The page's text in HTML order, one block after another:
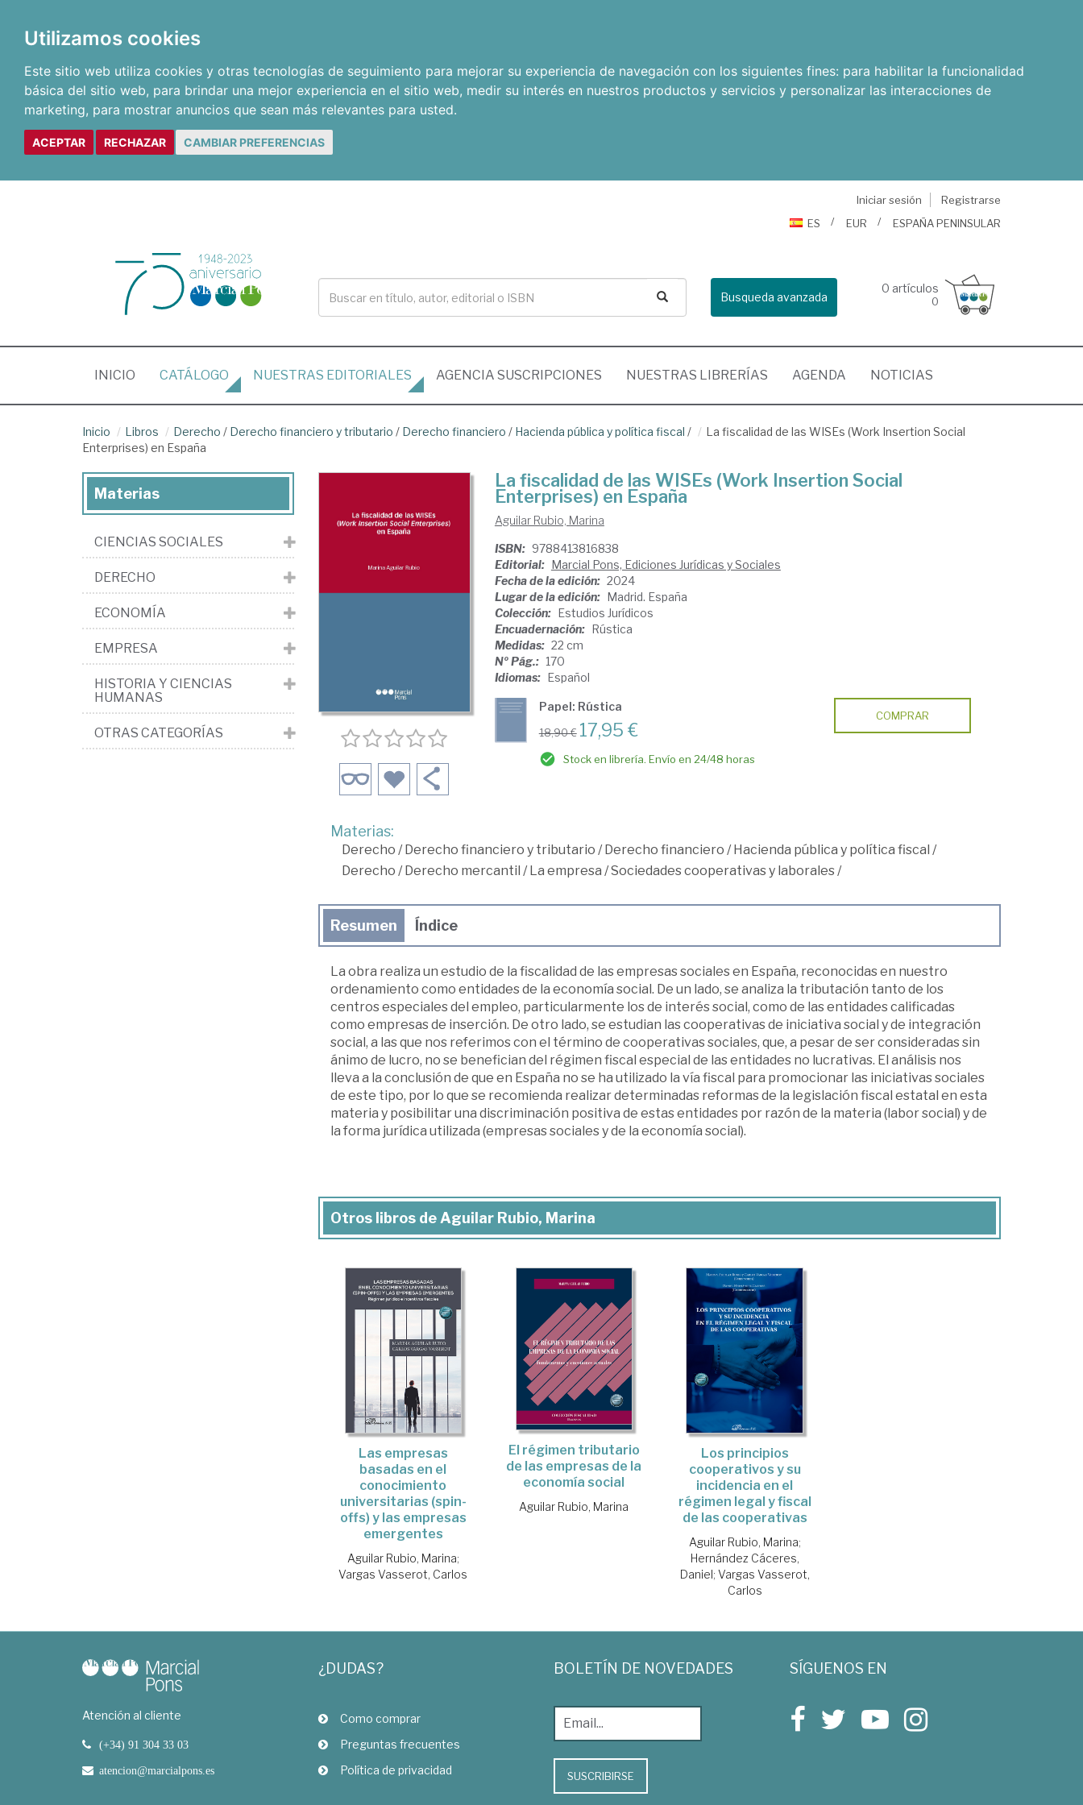
Utilizamos cookies
Este sitio web utiliza cookies y otras tecnologías de seguimiento para mejorar su experiencia de navegación con los siguientes fines: para habilitar la funcionalidad
básica del sitio web, para brindar una mejor experiencia en el sitio web, medir su interés en nuestros productos y servicios y personalizar las interacciones de
marketing, para mostrar anuncios que sean más relevantes para usted.
ACEPTAR RECHAZAR CAMBIAR PREFERENCIAS
Iniciar sesión
Registrarse
ES
EUR ESPAÑA PENINSULAR
Busqueda avanzada
0 artículos
0
INICIO (CURRENT)
CATÁLOGO NUESTRAS EDITORIALES AGENCIA SUSCRIPCIONES NUESTRAS LIBRERÍAS AGENDA NOTICIAS
Inicio Libros Derecho / Derecho financiero y tributario / Derecho financiero / Hacienda pública y política fiscal /
La fiscalidad de las WISEs (Work Insertion Social
Enterprises) en España
La fiscalidad de las WISEs (Work Insertion Social
Enterprises) en España
Aguilar Rubio, Marina
ISBN: 9788413816838
Editorial: Marcial Pons, Ediciones Jurídicas y Sociales
Fecha de la edición: 2024
Lugar de la edición: Madrid. España
Colección: Estudios Jurídicos
Encuadernación: Rústica
Medidas: 22 cm
Nº Pág.: 170
Idiomas: Español
Papel: Rústica
18,90 € 17,95 €
Stock en librería. Envío en 24/48 horas
COMPRAR
Materias:
Derecho /Derecho financiero y tributario /Derecho financiero /Hacienda pública y política fiscal /
Derecho /Derecho mercantil /La empresa /Sociedades cooperativas y laborales/
Resumen Índice
La obra realiza un estudio de la fiscalidad de las empresas sociales en España, reconocidas en nuestro
ordenamiento como entidades de la economía social. De un lado, se analiza la tributación tanto de los
centros especiales del empleo, particularmente los de interés social, como de las entidades calificadas
como empresas de inserción. De otro lado, se estudian las cooperativas de iniciativa social y de integración
social, a las que nos referimos con el término de cooperativas sociales, que, a pesar de ser consideradas sin
ánimo de lucro, no se benefician del régimen fiscal especial de las entidades no lucrativas. El análisis nos
lleva a la conclusión de que en España no se ha utilizado la vía fiscal para promocionar las iniciativas sociales
de este tipo, por lo que se recomienda realizar determinadas reformas de la legislación fiscal estatal en esta
materia y posibilitar una discriminación positiva de estas entidades por razón de la materia (labor social) y de
la forma jurídica utilizada (empresas sociales y de la economía social).
Otros libros de Aguilar Rubio, Marina
Las empresas
basadas en el
conocimiento
universitarias (spin-
offs) y las empresas
emergentes
Aguilar Rubio, Marina;
Vargas Vasserot, Carlos
El régimen tributario
de las empresas de la
economía social
Aguilar Rubio, Marina
Los principios
cooperativos y su
incidencia en el
régimen legal y fiscal
de las cooperativas
Aguilar Rubio, Marina;
Hernández Cáceres,
Daniel; Vargas Vasserot,
Carlos
Materias
CIENCIAS SOCIALES
DERECHO
ECONOMÍA
EMPRESA
HISTORIA Y CIENCIAS
HUMANAS
OTRAS CATEGORÍAS
Atención al cliente
(+34) 91 304 33 03
atencion@marcialpons.es
¿DUDAS?
Como comprar
Preguntas frecuentes
Política de privacidad
BOLETÍN DE NOVEDADES
SUSCRIBIRSE
SÍGUENOS EN